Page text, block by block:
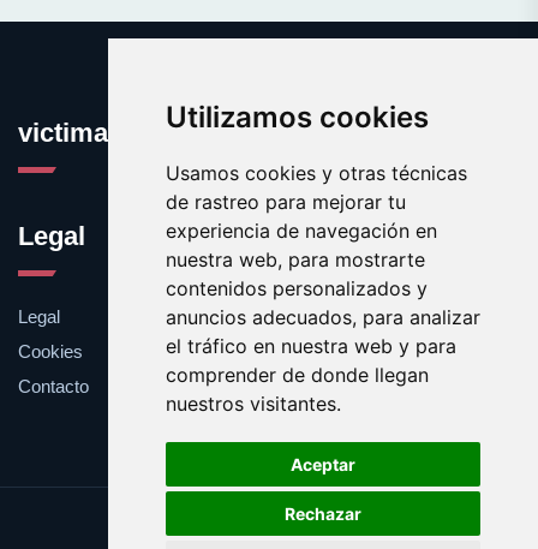
Utilizamos cookies
Usamos cookies y otras técnicas
de rastreo para mejorar tu
experiencia de navegación en
nuestra web, para mostrarte
contenidos personalizados y
anuncios adecuados, para analizar
el tráfico en nuestra web y para
comprender de donde llegan
nuestros visitantes.
Aceptar
Rechazar
victima.es
Legal
Legal
Cookies
Contacto
Update cookies preferences